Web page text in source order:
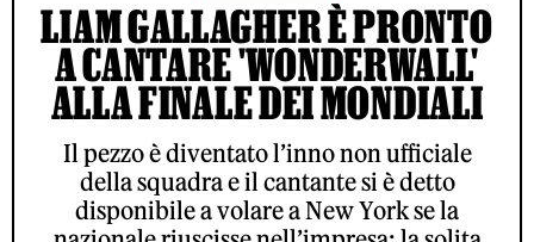
LIAM GALLAGHER È PRONTO
A CANTARE 'WONDERWALL'
ALLA FINALE DEI MONDIALI
Il pezzo è diventato l’inno non ufficiale
della squadra e il cantante si è detto
disponibile a volare a New York se la